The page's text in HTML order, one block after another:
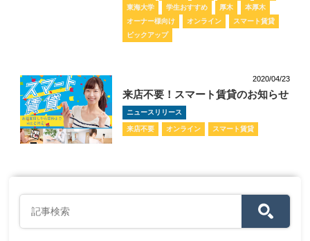
東海大学
学生おすすめ 厚木
本厚木
オーナー様向け
オンライン
スマート賃貸
ピックアップ
2020/04/23
来店不要！スマート賃貸のお知らせ
ニュースリリース
来店不要 オンライン スマート賃貸